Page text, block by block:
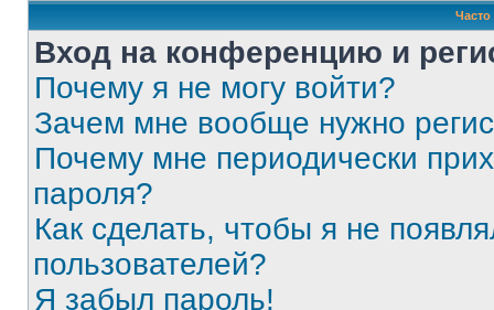
Вход на конференцию и
Почему я не могу войти?
Зачем мне вообще нужно
Почему мне периодически
пароля?
Как сделать, чтобы я не
пользователей?
Я забыл пароль!